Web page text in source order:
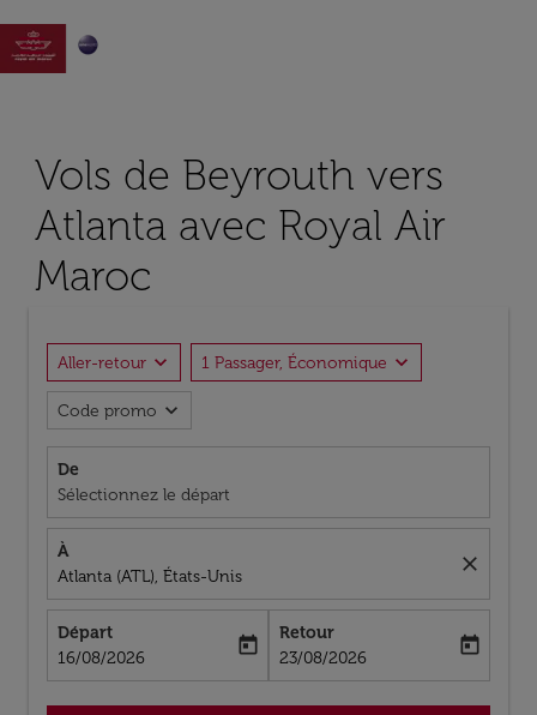

Vols de Beyrouth vers
Atlanta avec Royal Air
Maroc
Aller-retour expand_more 1 Passager, Économique expand_more
Code promo expand_more
De
Sélectionnez le départ
À
Atlanta (ATL), États-Unis
close
Départ
fc-booking-departure-date-aria-label
16/08/2026
today
Retour
fc-booking-return-date-aria-label
23/08/2026
today